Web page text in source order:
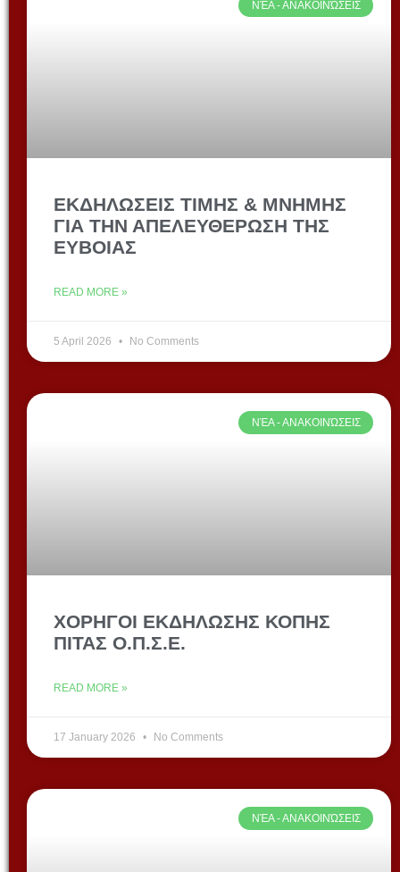
ΝΈΑ - ΑΝΑΚΟΙΝΏΣΕΙΣ
ΕΚΔΗΛΩΣΕΙΣ ΤΙΜΗΣ & ΜΝΗΜΗΣ
ΓΙΑ ΤΗΝ ΑΠΕΛΕΥΘΕΡΩΣΗ ΤΗΣ
ΕΥΒΟΙΑΣ
READ MORE »
5 April 2026 No Comments
ΝΈΑ - ΑΝΑΚΟΙΝΏΣΕΙΣ
ΧΟΡΗΓΟΙ ΕΚΔΗΛΩΣΗΣ ΚΟΠΗΣ
ΠΙΤΑΣ Ο.Π.Σ.Ε.
READ MORE »
17 January 2026 No Comments
ΝΈΑ - ΑΝΑΚΟΙΝΏΣΕΙΣ